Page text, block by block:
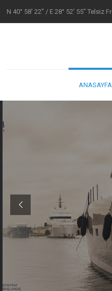
N 40° 58' 22" / E 28° 52' 55" Telsiz
ANASAYFA